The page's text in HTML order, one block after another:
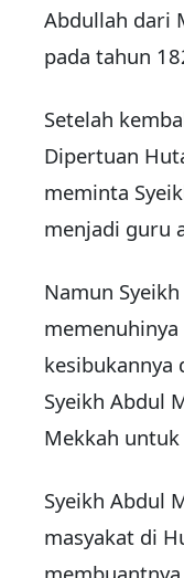
Abdullah dari
pada tahun
Setelah
Dipertuan
meminta
menjadi guru
Namun
kesibukannya
Syeikh Abdul
Mekkah
Syeikh Abdul
masyakat di